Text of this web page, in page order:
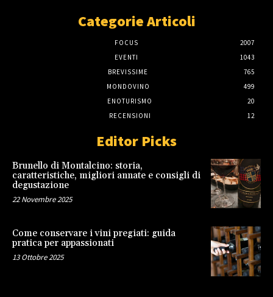
Categorie Articoli
FOCUS
2007
EVENTI
1043
BREVISSIME
765
MONDOVINO
499
ENOTURISMO
20
RECENSIONI
12
Editor Picks
Brunello di Montalcino: storia,
caratteristiche, migliori annate e consigli di
degustazione
22 Novembre 2025
Come conservare i vini pregiati: guida
pratica per appassionati
13 Ottobre 2025